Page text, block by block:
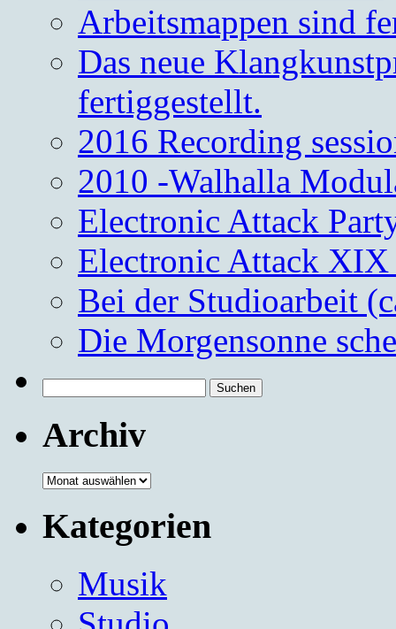
Arbeitsmappen sind
Das neue
fertiggestellt.
2016 Recording
2010 -Walhalla
Electronic Attack
Electronic Attack XIX
Bei der Studioarbeit
Die Morgensonne
nach:
Archiv
Archiv
Kategorien
Musik